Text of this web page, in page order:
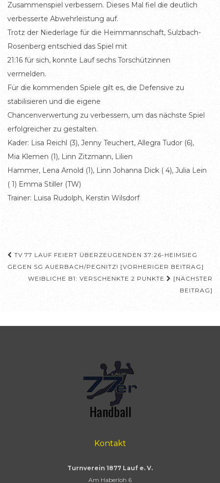
Zusammenspiel verbessern. Dieses Mal fiel die deutlich
verbesserte Abwehrleistung auf.
Trotz der Niederlage für die Heimmannschaft, Sulzbach-
Rosenberg entschied das Spiel mit
21:16 für sich, konnte Lauf sechs Torschützinnen
vermelden.
Für die kommenden Spiele gilt es, die Defensive zu
stabilisieren und die eigene
Chancenverwertung zu verbessern, um das nächste Spiel
erfolgreicher zu gestalten.
Kader: Lisa Reichl (3), Jenny Teuchert, Allegra Tudor (6),
Mia Klemen (1), Linn Zitzmann, Lilien
Hammer, Lena Arnold (1), Linn Johanna Dick ( 4), Julia Lein
( 1) Emma Stiller (TW)
Trainer: Luisa Rudolph, Kerstin Wilsdorf
Beitragsnavigation
TV 77 LAUF FEIERT ÜBERZEUGENDEN 37:26-HEIMSIEG
GEGEN SG AUERBACH/PEGNITZ! [VORHERIGER BEITRAG]
WEIBLICHE B1: VERSCHENKTE 2 PUNKTE
[NÄCHSTER
BEITRAG]
Kontakt
Turnverein 1877 Lauf e. V.
Am Haberloh 6